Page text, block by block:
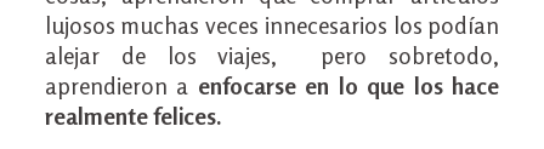
lujosos muchas veces innecesarios los podían
alejar de los viajes, pero sobretodo,
aprendieron a enfocarse en lo que los hace
realmente felices.